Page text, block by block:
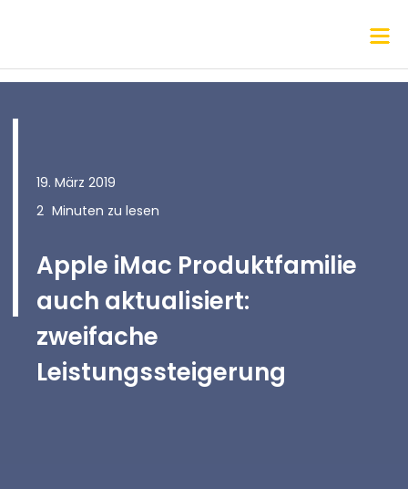
19. März 2019
2 Minuten zu lesen
Apple iMac Produktfamilie
auch aktualisiert:
zweifache
Leistungssteigerung